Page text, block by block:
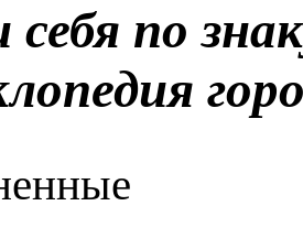
по